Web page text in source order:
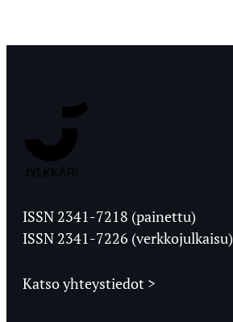
Ylioppilaslehti
ISSN 2341-7218 (painettu)
ISSN 2341-7226 (verkkojulkaisu)
Katso yhteystiedot >